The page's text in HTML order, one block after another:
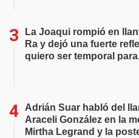
La Joaqui rompió en
Ra y dejó una fuerte
quiero ser temporal
Adrián Suar habló del
Araceli González en la
Mirtha Legrand y la